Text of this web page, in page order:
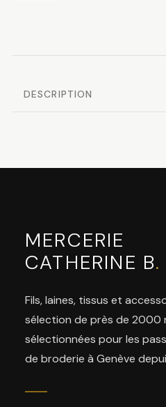
DESCRIPTION
MERCERIE
CATHERINE B.
Fils, laines, tissus et
sélection de près de 2000
sélectionnées pour les
de broderie à Genève